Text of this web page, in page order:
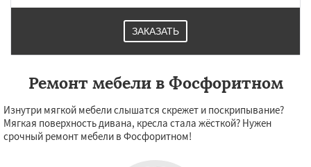
ЗАКАЗАТЬ
Ремонт мебели в Фосфоритном
Изнутри мягкой мебели слышатся скрежет и поскрипывание?
Мягкая поверхность дивана, кресла стала жёсткой? Нужен
срочный ремонт мебели в Фосфоритном!